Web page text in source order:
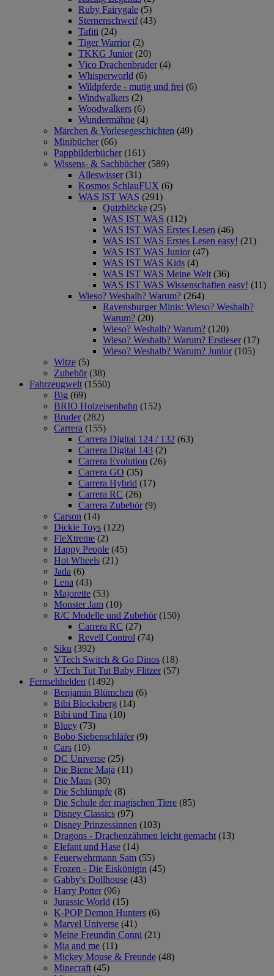
Ruby Fairygale (5)
Sternenschweif (43)
Tafiti (24)
Tiger Warrior (2)
TKKG Junior (20)
Vico Drachenbruder (4)
Whisperworld (6)
Wildpferde - mutig und frei (6)
Windwalkers (2)
Woodwalkers (6)
Wundermähne (4)
Märchen & Vorlesegeschichten (49)
Minibücher (66)
Pappbilderbücher (161)
Wissens- & Sachbücher (589)
Alleswisser (31)
Kosmos SchlauFUX (6)
WAS IST WAS (291)
Quizblöcke (25)
WAS IST WAS (112)
WAS IST WAS Erstes Lesen (46)
WAS IST WAS Erstes Lesen easy! (21)
WAS IST WAS Junior (47)
WAS IST WAS Kids (4)
WAS IST WAS Meine Welt (36)
WAS IST WAS Wissenschaften easy! (11)
Wieso? Weshalb? Warum? (264)
Ravensburger Minis: Wieso? Weshalb?
Warum? (20)
Wieso? Weshalb? Warum? (120)
Wieso? Weshalb? Warum? Erstleser (17)
Wieso? Weshalb? Warum? Junior (105)
Witze (5)
Zubehör (38)
Fahrzeugwelt (1550)
Big (69)
BRIO Holzeisenbahn (152)
Bruder (282)
Carrera (155)
Carrera Digital 124 / 132 (63)
Carrera Digital 143 (2)
Carrera Evolution (26)
Carrera GO (35)
Carrera Hybrid (17)
Carrera RC (26)
Carrera Zubehör (9)
Carson (14)
Dickie Toys (122)
FleXtreme (2)
Happy People (45)
Hot Wheels (21)
Jada (6)
Lena (43)
Majorette (53)
Monster Jam (10)
R/C Modelle und Zubehör (150)
Carrera RC (27)
Revell Control (74)
Siku (392)
VTech Switch & Go Dinos (18)
VTech Tut Tut Baby Flitzer (57)
Fernsehhelden (1492)
Benjamin Blümchen (6)
Bibi Blocksberg (14)
Bibi und Tina (10)
Bluey (73)
Bobo Siebenschläfer (9)
Cars (10)
DC Universe (25)
Die Biene Maja (11)
Die Maus (30)
Die Schlümpfe (8)
Die Schule der magischen Tiere (85)
Disney Classics (97)
Disney Prinzessinnen (103)
Dragons - Drachenzähmen leicht gemacht (13)
Elefant und Hase (14)
Feuerwehrmann Sam (55)
Frozen - Die Eiskönigin (45)
Gabby's Dollhouse (43)
Harry Potter (96)
Jurassic World (15)
K-POP Demon Hunters (6)
Marvel Universe (41)
Meine Freundin Conni (21)
Mia and me (11)
Mickey Mouse & Freunde (48)
Minecraft (45)